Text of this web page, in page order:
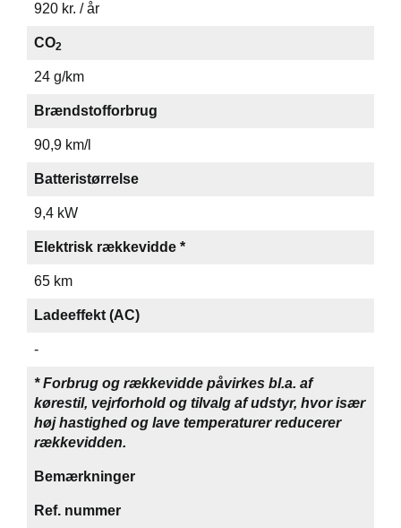
920 kr. / år
CO2
24 g/km
Brændstofforbrug
90,9 km/l
Batteristørrelse
9,4 kW
Elektrisk rækkevidde *
65 km
Ladeeffekt (AC)
-
* Forbrug og rækkevidde påvirkes bl.a. af
kørestil, vejrforhold og tilvalg af udstyr, hvor især
høj hastighed og lave temperaturer reducerer
rækkevidden.
Bemærkninger
Ref. nummer